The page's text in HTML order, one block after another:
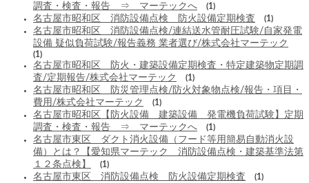
調査・検査・報告 ⇒ マーテックへ
(1)
名古屋市昭和区 消防設備点検 防火設備定期検査 (1)
名古屋市昭和区 消防設備点検/連結送水管耐圧試験/自家発電
設備 疑似負荷試験/報告義務 業者選び/株式会社マーテック
(1)
名古屋市昭和区 防火・建築設備定期検査・特定建築物定期調
査/定期報告/株式会社マーテック
(1)
名古屋市昭和区 防災管理点検/防火対象物点検/報告・項目・
費用/株式会社マーテック
(1)
名古屋市昭和区【防火設備 建築設備 発電機負荷試験】定期
調査・検査・報告 ⇒ マーテックへ
(1)
名古屋市東区 ダクト消火設備（フード等用簡易自動消火設
備）とは？【愛知県マーテック 消防設備点検・建築基準法第
１２条点検】
(1)
名古屋市東区 消防設備点検 防火設備定期検査 (1)